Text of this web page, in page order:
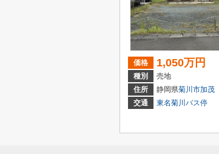
価格 1,050万円
種別
売地
住所
静岡県菊川市加茂
交通
東名菊川バス停